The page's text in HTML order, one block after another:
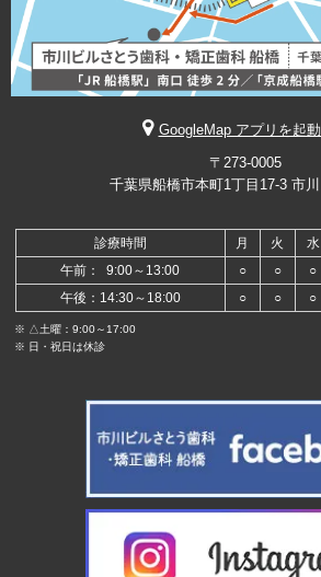
GoogleMap アプリを起
〒273-0005
千葉県船橋市本町1丁目17-3 市
診療時間 月 火 水
午前： 9:00～13:00
○ ○ ○
午後：14:30～18:00
○ ○ ○
※ △土曜：9:00～17:00
※ 日・祝日は休診